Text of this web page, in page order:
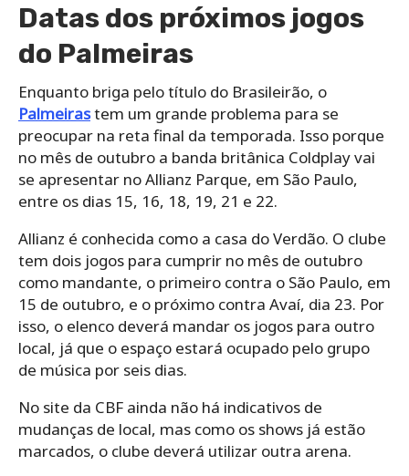
Datas dos próximos jogos
do Palmeiras
Enquanto briga pelo título do Brasileirão, o
Palmeirastem um grande problema para se
preocupar na reta final da temporada. Isso porque
no mês de outubro a banda britânica Coldplay vai
se apresentar no Allianz Parque, em São Paulo,
entre os dias 15, 16, 18, 19, 21 e 22.
Allianz é conhecida como a casa do Verdão. O clube
tem dois jogos para cumprir no mês de outubro
como mandante, o primeiro contra o São Paulo, em
15 de outubro, e o próximo contra Avaí, dia 23. Por
isso, o elenco deverá mandar os jogos para outro
local, já que o espaço estará ocupado pelo grupo
de música por seis dias.
No site da CBF ainda não há indicativos de
mudanças de local, mas como os shows já estão
marcados, o clube deverá utilizar outra arena.